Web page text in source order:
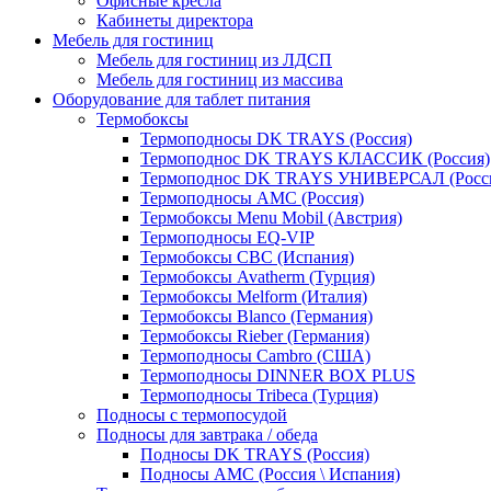
Кабинеты директора
Мебель для гостиниц
Мебель для гостиниц из ЛДСП
Мебель для гостиниц из массива
Оборудование для таблет питания
Термобоксы
Термоподносы DK TRAYS (Россия)
Термоподнос DK TRAYS КЛАССИК (Россия)
Термоподнос DK TRAYS УНИВЕРСАЛ
Термоподносы AMC (Россия)
Термобоксы Menu Mobil (Австрия)
Термоподносы EQ-VIP
Термобоксы CBC (Испания)
Термобоксы Avatherm (Турция)
Термобоксы Melform (Италия)
Термобоксы Blanco (Германия)
Термобоксы Rieber (Германия)
Термоподносы Cambro (США)
Термоподносы DINNER BOX PLUS
Термоподносы Tribeca (Турция)
Подносы с термопосудой
Подносы для завтрака / обеда
Подносы DK TRAYS (Россия)
Подносы AMC (Россия \ Испания)